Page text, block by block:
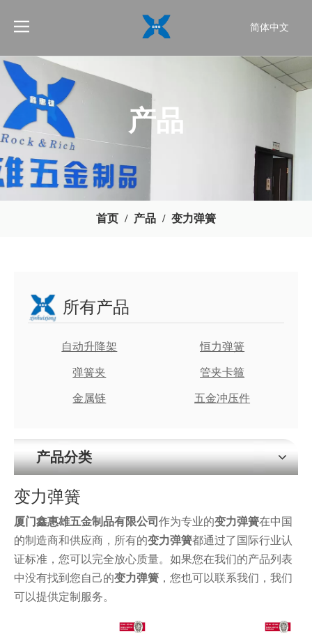
简体中文
产品
首页 / 产品 / 变力弹簧
所有产品
自动升降架 恒力弹簧
弹簧夹 管夹卡箍
金属链 五金冲压件
产品分类
变力弹簧
厦门鑫惠雄五金制品有限公司 作为专业的变力弹簧在中国
的制造商和供应商，所有的变力弹簧都通过了国际行业认
证标准，您可以完全放心质量。如果您在我们的产品列表
中没有找到您自己的变力弹簧 ，您也可以联系我们，我们
可以提供定制服务。